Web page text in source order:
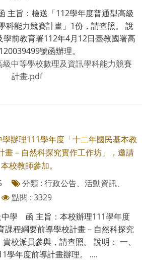
主旨：檢送「112學年度普通型高級
科能力競賽計畫」1份，請查照。 說
學前教育署112年4月12日臺教國署高
號函辦理。
中等學校數理及資訊學科能力競賽
計畫.pdf
辦理111學年度「十二年國民基本教
畫－自然科探究實作工作坊」，邀請
本校教師參加。
分類 : 行政公告、活動資訊、
點閱 : 3329
學 函 主旨：本校辦理111學年度
課程綱要前導學校計畫－自然科探究
校派員參與，請查照。 說明： 一、
學年度前導計畫辦理。 ....